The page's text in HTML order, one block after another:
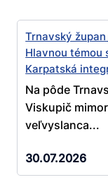
Trnavský
Hlavnou témou
Karpatská
Na pôde
Viskupič
veľvyslanca...
30.07.2026